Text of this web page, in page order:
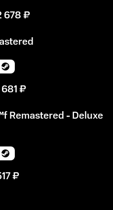
678₽
681₽
Remastered - Deluxe
₽